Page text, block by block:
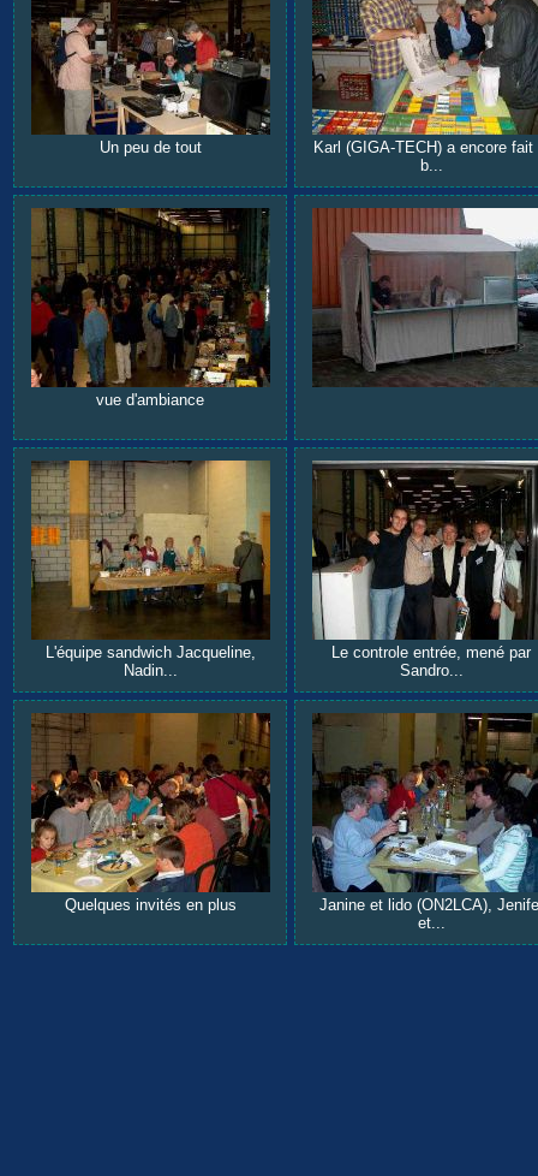
Un peu de tout
Karl (GIGA-TECH) a encore fait
b...
vue d'ambiance
L'équipe sandwich Jacqueline,
Nadin...
Le controle entrée, mené par
Sandro...
Quelques invités en plus
Janine et lido (ON2LCA),
et...